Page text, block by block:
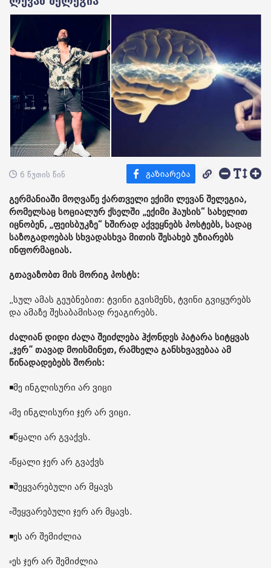
6 წუთის წინ
გერმანიაში მოღვაწე ქართველი ექიმი ლევან შელეგია,
რომელსაც სოციალურ ქსელში „ექიმი ჰაუსის“ სახელით
იცნობენ, „ფეისბუკზე“ ხშირად აქვეყნებს პოსტებს, სადაც
საზოგადოებას სხვადასხვა მითის შესახებ უზიარებს
ინფორმაციას.
გთავაზობთ მის მორიგ პოსტს:
„სულ ამას გეუბნებით: ტვინი გვისმენს, ტვინი გვიყურებს
და ამაზე შესაბამისად რეაგირებს.
ძალიან დიდი ძალა შეიძლება ჰქონდეს პატარა სიტყვას
„ჯერ” თავად მოისმინეთ, რამხელა განსხვავებაა ამ
წინადადებებს შორის:
◾️მე ინგლისური არ ვიცი
▫️მე ინგლისური ჯერ არ ვიცი.
◾️წყალი არ გვაქვს.
▫️წყალი ჯერ არ გვაქვს
◾️შეყვარებული არ მყავს
▫️შეყვარებული ჯერ არ მყავს.
◾️ეს არ შემიძლია
▫️ეს ჯერ არ შემიძლია